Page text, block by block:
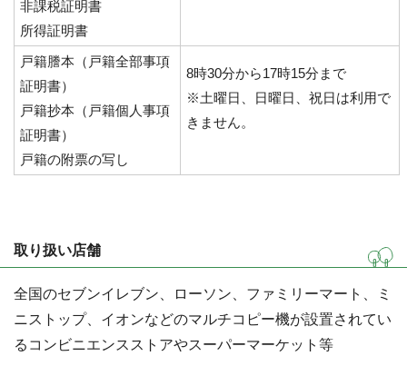
非課税証明書
所得証明書
戸籍謄本（戸籍全部事項
証明書）
戸籍抄本（戸籍個人事項
証明書）
戸籍の附票の写し
8時30分から17時15分まで
※土曜日、日曜日、祝日は利用で
きません。
取り扱い店舗
全国のセブンイレブン、ローソン、ファミリーマート、ミ
ニストップ、イオンなどのマルチコピー機が設置されてい
るコンビニエンスストアやスーパーマーケット等